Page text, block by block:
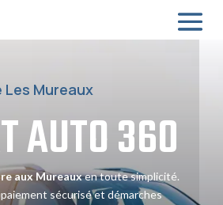
Mureaux
AUTO360
aux Mureauxen toute simplicité.
sécurisé et démarches